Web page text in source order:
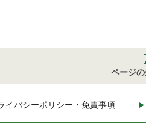
ページ
イバシーポリシー・免責事項